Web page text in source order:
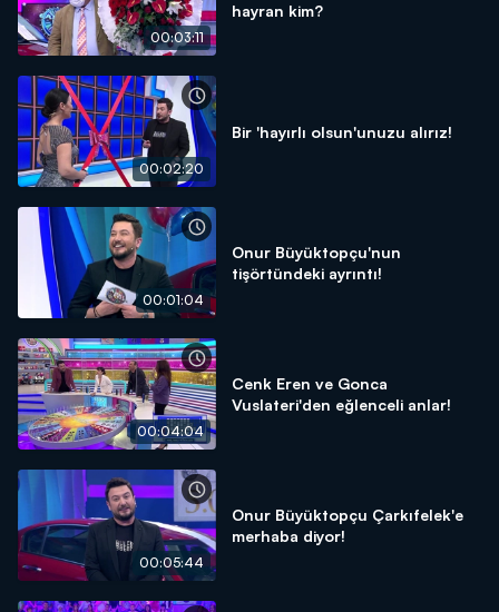
00:03:11
hayran kim?
00:02:20
Bir 'hayırlı olsun'unuzu alırız!
00:01:04
Onur Büyüktopçu'nun
tişörtündeki ayrıntı!
00:04:04
Cenk Eren ve Gonca
Vuslateri'den eğlenceli anlar!
00:05:44
Onur Büyüktopçu Çarkıfelek'e
merhaba diyor!